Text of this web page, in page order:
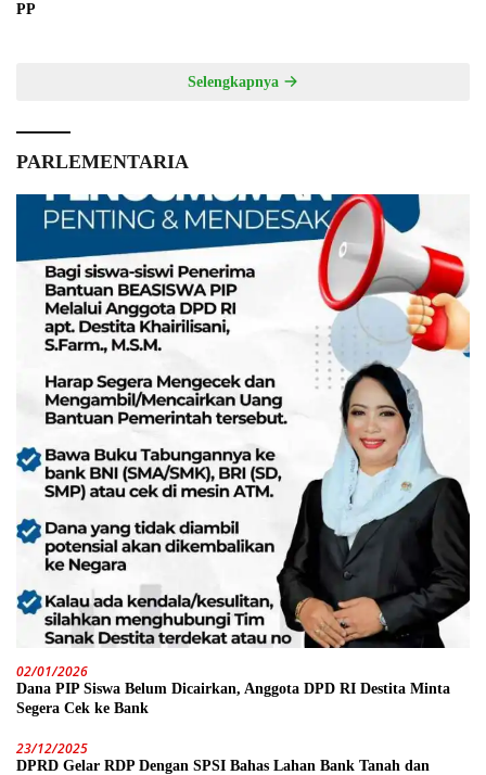
PP
Selengkapnya
PARLEMENTARIA
02/01/2026
Dana PIP Siswa Belum Dicairkan, Anggota DPD RI Destita Minta
Segera Cek ke Bank
23/12/2025
DPRD Gelar RDP Dengan SPSI Bahas Lahan Bank Tanah dan